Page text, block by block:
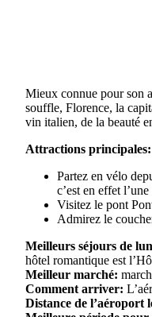
Mieux connue pour son
souffle, Florence, la
vin italien, de la beauté
Attractions principales:
Partez en vélo
c’est en effet
Visitez le pont
Admirez le
Meilleurs séjours de
hôtel romantique est
Meilleur marché:
Comment arriver:
Distance de l’aéroport